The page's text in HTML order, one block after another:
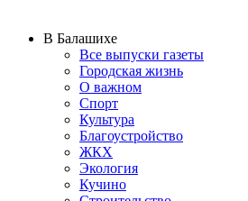
В Балашихе
Все выпуски газеты
Городская жизнь
О важном
Спорт
Культура
Благоустройство
ЖКХ
Экология
Кучино